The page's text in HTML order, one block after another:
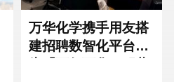
Mexico
Macau
万华化学携手用友搭
建招聘数智化平台，